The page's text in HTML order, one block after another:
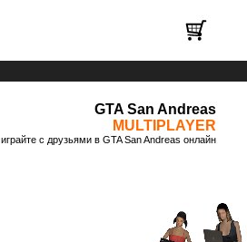
GTA San Andreas
MULTIPLAYER
играйте с друзьями в GTA San Andreas онлайн